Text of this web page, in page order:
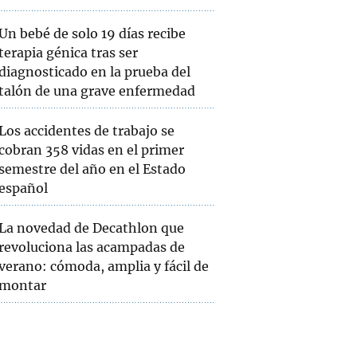
bebé de solo 19 días recibe
génica tras ser
en la prueba del
de una grave enfermedad
accidentes de trabajo se
358 vidas en el primer
del año en el Estado
novedad de Decathlon que
las acampadas de
cómoda, amplia y fácil de